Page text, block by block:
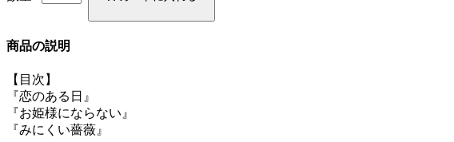
商品の説明
【目次】
『恋のある日』
『お姫様にならない』
『みにくい薔薇』